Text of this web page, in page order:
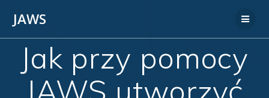
JAWS
Jak przy pomocy